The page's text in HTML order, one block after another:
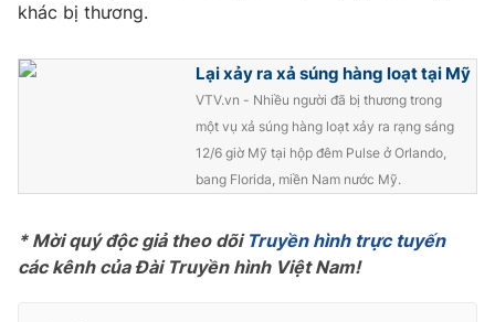
Tư vấn
Podcast
Infographic
VTV Money VTV Thể thao
khác bị thương.
Lại xảy ra xả súng hàng loạt tại Mỹ
VTV.vn - Nhiều người đã bị thương trong
một vụ xả súng hàng loạt xảy ra rạng sáng
12/6 giờ Mỹ tại hộp đêm Pulse ở Orlando,
bang Florida, miền Nam nước Mỹ.
* Mời quý độc giả theo dõi Truyền hình trực tuyến
các kênh của Đài Truyền hình Việt Nam!